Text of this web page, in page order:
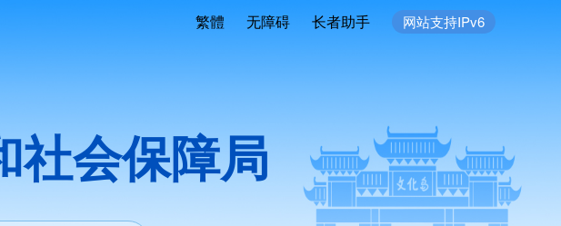
繁體 无障碍 长者助手 网站支持IPv6
社会保障局